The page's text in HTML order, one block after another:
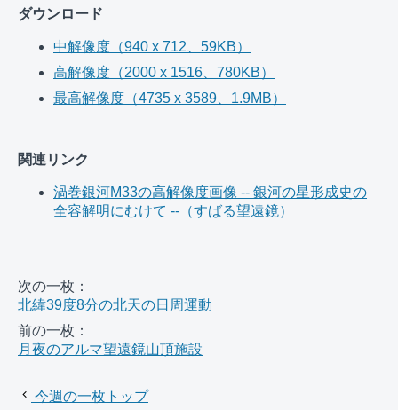
ダウンロード
中解像度（940 x 712、59KB）
高解像度（2000 x 1516、780KB）
最高解像度（4735 x 3589、1.9MB）
関連リンク
渦巻銀河M33の高解像度画像 -- 銀河の星形成史の
全容解明にむけて --（すばる望遠鏡）
次の一枚：
北緯39度8分の北天の日周運動
前の一枚：
月夜のアルマ望遠鏡山頂施設
今週の一枚トップ